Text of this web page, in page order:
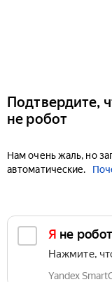
Подтвердите,
не робот
Нам очень жаль, но
автоматические.
Я не робот
Нажмите,
Yandex